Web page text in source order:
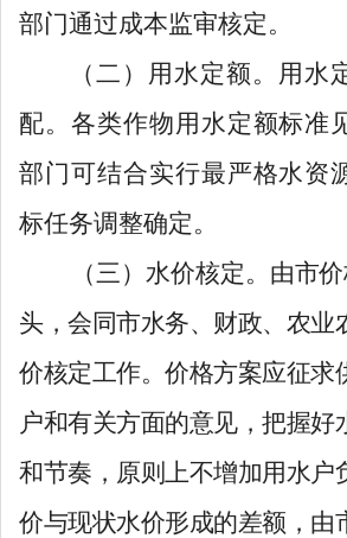
部门通过成本监审核定。
（二）用 水定额。 用水
配。 各类作物用水定额标准
部门可结合实行最严格水资
标任务调整确定。
（三）水价核定。 由市
头，会同市水务、财政、农业
价核定工作。价格方案应征求
户和有关方面的意见，把握好
和节奏，原则上不增加用水户
价与现状水价形成的差额 ， 由